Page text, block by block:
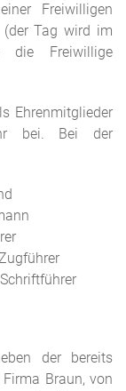
Freiwilligen
(der Tag wird im
die Freiwillige
Ehrenmitglieder
bei. Bei der
der bereits
Braun, von